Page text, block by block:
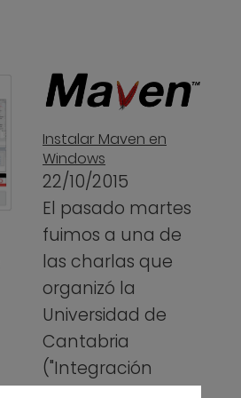
Instalar Maven en
Windows
22/10/2015
El pasado martes
fuimos a una de
las charlas que
organizó la
Universidad de
Cantabria
("Integración